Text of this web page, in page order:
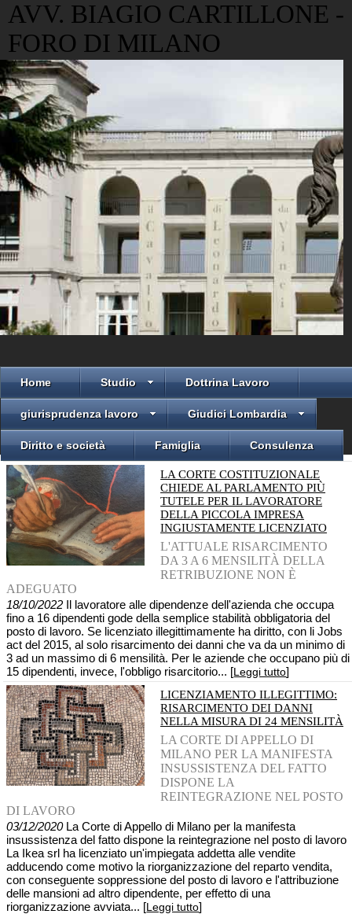
AVV. BIAGIO CARTILLONE -
FORO DI MILANO
Home Studio Dottrina Lavoro
giurisprudenza lavoro Giudici Lombardia
Diritto e società Famiglia Consulenza
LA CORTE COSTITUZIONALE
CHIEDE AL PARLAMENTO PIÙ
TUTELE PER IL LAVORATORE
DELLA PICCOLA IMPRESA
INGIUSTAMENTE LICENZIATO
L'ATTUALE RISARCIMENTO
DA 3 A 6 MENSILITÀ DELLA
RETRIBUZIONE NON È
ADEGUATO
18/10/2022 Il lavoratore alle dipendenze dell'azienda che occupa
fino a 16 dipendenti gode della semplice stabilità obbligatoria del
posto di lavoro. Se licenziato illegittimamente ha diritto, con li Jobs
act del 2015, al solo risarcimento dei danni che va da un minimo di
3 ad un massimo di 6 mensilità. Per le aziende che occupano più di
15 dipendenti, invece, l'obbligo risarcitorio... [Leggi tutto]
LICENZIAMENTO ILLEGITTIMO:
RISARCIMENTO DEI DANNI
NELLA MISURA DI 24 MENSILITÀ
LA CORTE DI APPELLO DI
MILANO PER LA MANIFESTA
INSUSSISTENZA DEL FATTO
DISPONE LA
REINTEGRAZIONE NEL POSTO
DI LAVORO
03/12/2020La Corte di Appello di Milano per la manifesta
insussistenza del fatto dispone la reintegrazione nel posto di lavoro
La Ikea srl ha licenziato un'impiegata addetta alle vendite
adducendo come motivo la riorganizzazione del reparto vendita,
con conseguente soppressione del posto di lavoro e l'attribuzione
delle mansioni ad altro dipendente, per effetto di una
riorganizzazione avviata... [Leggi tutto]